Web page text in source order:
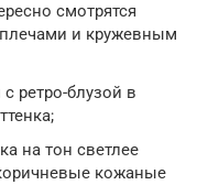
смотрятся
и кружевным
ретро-блузой в
на тон светлее
кожаные